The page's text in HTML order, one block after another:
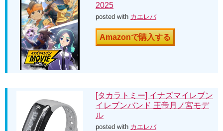
2025
posted with カエレバ
Amazonで購入する
[タカラトミー] イナズマイレブン
イレブンバンド 王帝月ノ宮モデ
ル
posted with カエレバ